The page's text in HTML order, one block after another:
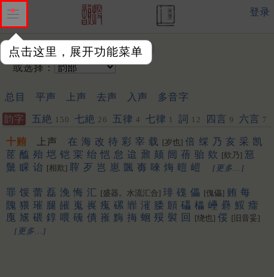
点击这里，展开功能菜单
登录
输入韵字：
或选择：
总目 平声 上声 去声 入声 多音字
韵字 五絶 150 七絶 26 五律 4 七律 1 詞 12 四言 9 六言 7
十贿 上声 在 海 改 待 彩 宰 载 [岁也] 倍 䌽 乃 亥 采 凯
茝 醢 殆 垲 铠 寀 绐 恺 怠 迨 鼐 颏 闿 蓓 骀 欸 [欸乃] 䈚
䰂 睬 诒 [相欺] 䏁 歹 岂 崽 颽 毐 唻 烸 暟 嵦 [更多…]
罪 馁 蕾 磊 浼 悔 汇 [盛器。水流汇合] 琲 磈 儡 [傀儡] 贿 每
隗 猥 璀 腿 皠 嵬 嵔 瘣 磥 㠑 漼 腇 頠 礧 櫑 㠥 礨 鮾 癗
廆 㞂 碨 錞 喂 䃬 僓 嶊 黣 挴 蛔 㱣 褽 回 [绕也] 俀 [旧音妥]
[更多…]